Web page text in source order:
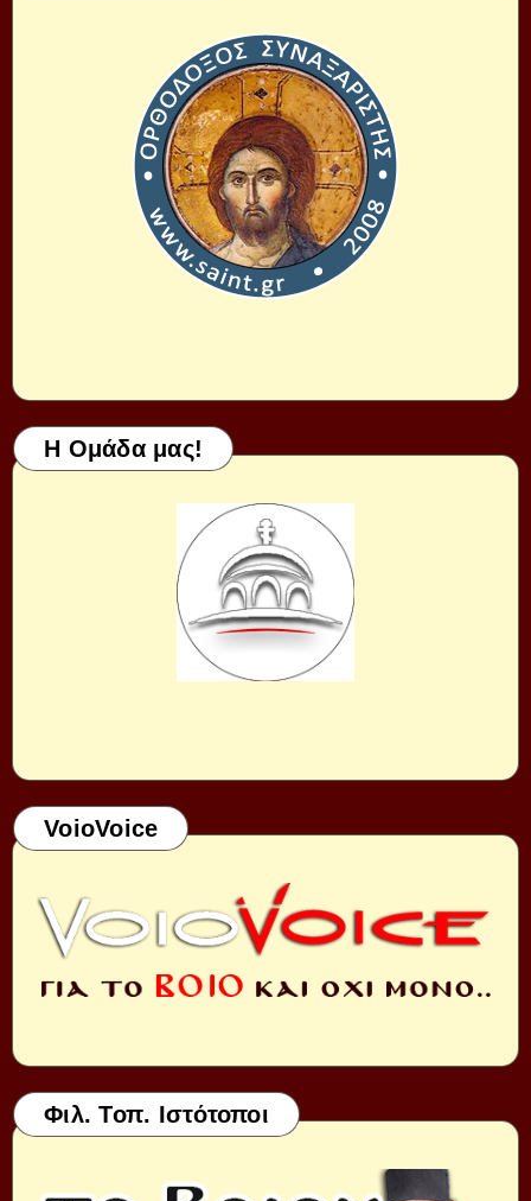
Η Ομάδα μας!
VoioVoice
Φιλ. Τοπ. Ιστότοποι